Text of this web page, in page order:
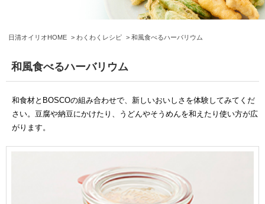
日清オイリオHOME わくわくレシピ 和風食べるハーバリウム
和風食べるハーバリウム
和食材とBOSCOの組み合わせで、新しいおいしさを体験してみてくだ
さい。豆腐や納豆にかけたり、うどんやそうめんを和えたり使い方が広
がります。